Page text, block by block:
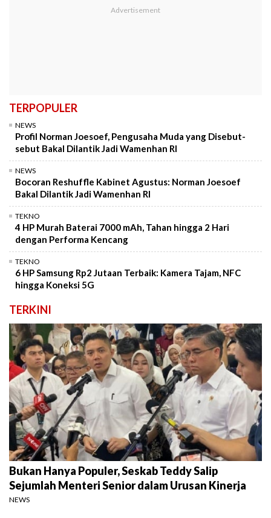
TERPOPULER
NEWS
Profil Norman Joesoef, Pengusaha Muda yang Disebut-
sebut Bakal Dilantik Jadi Wamenhan RI
NEWS
Bocoran Reshuffle Kabinet Agustus: Norman Joesoef
Bakal Dilantik Jadi Wamenhan RI
TEKNO
4 HP Murah Baterai 7000 mAh, Tahan hingga 2 Hari
dengan Performa Kencang
TEKNO
6 HP Samsung Rp2 Jutaan Terbaik: Kamera Tajam, NFC
hingga Koneksi 5G
TERKINI
Bukan Hanya Populer, Seskab Teddy Salip
Sejumlah Menteri Senior dalam Urusan Kinerja
NEWS